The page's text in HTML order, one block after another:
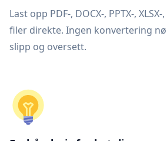
Last opp PDF-, DOCX-, PPTX-, XLSX-
filer direkte. Ingen konvertering
slipp og oversett.